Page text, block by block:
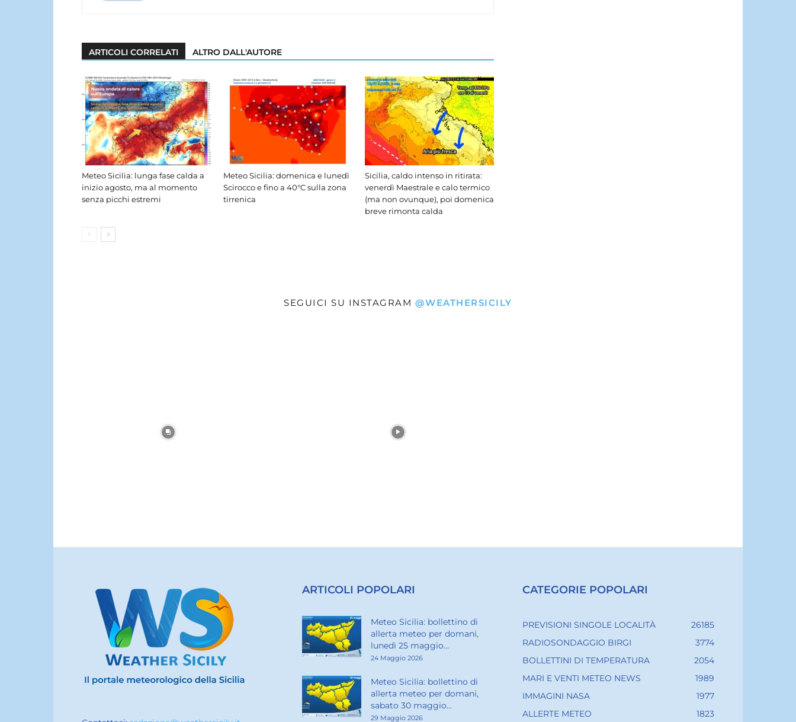
ARTICOLI CORRELATI ALTRO DALL'AUTORE
Meteo Sicilia: lunga fase calda a
inizio agosto, ma al momento
senza picchi estremi
Meteo Sicilia: domenica e lunedì
Scirocco e fino a 40°C sulla zona
tirrenica
Sicilia, caldo intenso in ritirata:
venerdì Maestrale e calo termico
(ma non ovunque), poi domenica
breve rimonta calda
SEGUICI SU INSTAGRAM @WEATHERSICILY
ARTICOLI POPOLARI
Meteo Sicilia: bollettino di
allerta meteo per domani,
lunedì 25 maggio...
24 Maggio 2026
Meteo Sicilia: bollettino di
allerta meteo per domani,
sabato 30 maggio...
29 Maggio 2026
CATEGORIE POPOLARI
PREVISIONI SINGOLE LOCALITÀ
26185
RADIOSONDAGGIO BIRGI
3774
BOLLETTINI DI TEMPERATURA
2054
MARI E VENTI METEO NEWS
1989
IMMAGINI NASA
1977
ALLERTE METEO
1823